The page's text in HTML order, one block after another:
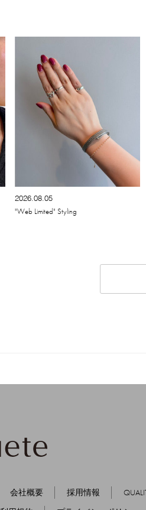
2026.08.05
"Web Limited" Styling
会社概要 採用情報